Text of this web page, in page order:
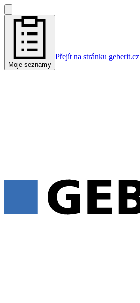
Moje seznamy
Přejít na stránku geberit.cz